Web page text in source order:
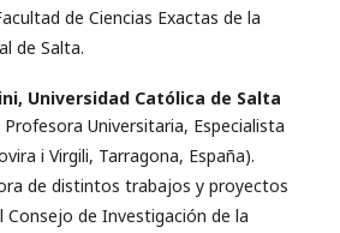
de Ciencias Exactas de la
de Salta.
Universidad Católica de Salta
Universitaria, Especialista
i Virgili, Tarragona, España).
de distintos trabajos y proyectos
Consejo de Investigación de la